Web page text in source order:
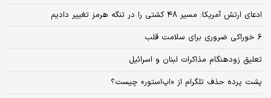
ادعای ارتش آمریکا: مسیر ۴۸ کشتی را در تنگه هرمز تغییر دادیم
۶ خوراکی ضروری برای سلامت قلب
تعلیق زودهنگام مذاکرات لبنان و اسرائیل
پشت پرده حذف تلگرام از «اپ‌استور» چیست؟